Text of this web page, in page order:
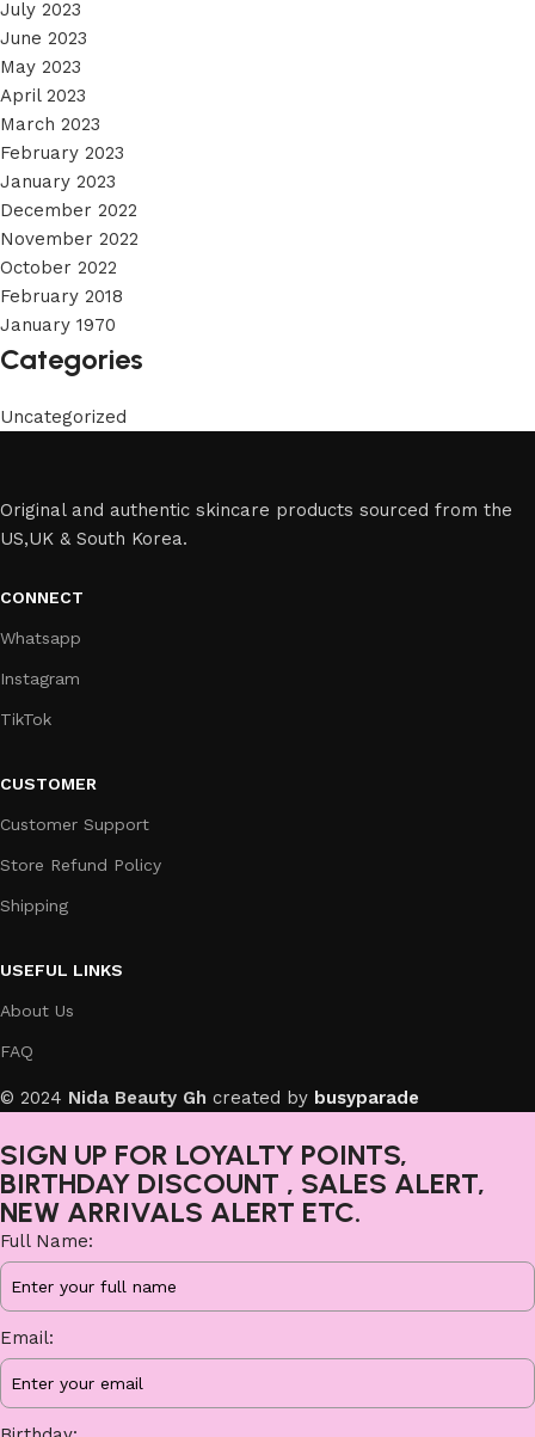
July 2023
June 2023
May 2023
April 2023
March 2023
February 2023
January 2023
December 2022
November 2022
October 2022
February 2018
January 1970
Categories
Uncategorized
Original and authentic skincare products sourced from the
US,UK & South Korea.
CONNECT
Whatsapp
Instagram
TikTok
CUSTOMER
Customer Support
Store Refund Policy
Shipping
USEFUL LINKS
About Us
FAQ
© 2024 Nida Beauty Gh created by busyparade
SIGN UP FOR LOYALTY POINTS,
BIRTHDAY DISCOUNT , SALES ALERT,
NEW ARRIVALS ALERT ETC.
Full Name:
Email: